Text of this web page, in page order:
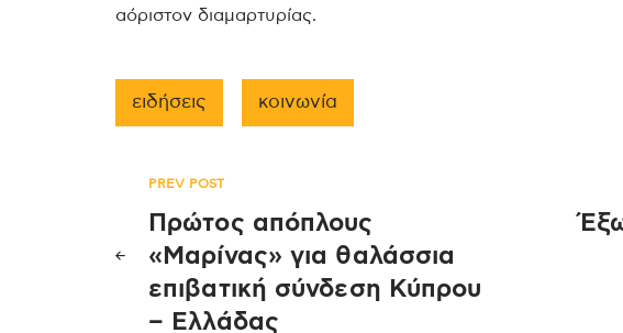
αόριστον διαμαρτυρίας.
ειδήσεις κοινωνία
Πλοήγηση
άρθρων
PREV POST
Πρώτος απόπλους
«Μαρίνας» για θαλάσσια
επιβατική σύνδεση Κύπρου
– Ελλάδας